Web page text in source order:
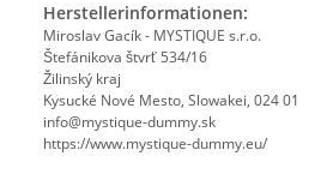
Herstellerinformationen:
Miroslav Gacík - MYSTIQUE s.r.o.
Štefánikova štvrť 534/16
Žilinský kraj
Kysucké Nové Mesto, Slowakei, 024 01
info@mystique-dummy.sk
https://www.mystique-dummy.eu/